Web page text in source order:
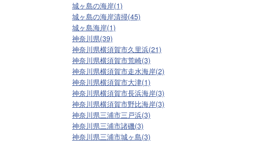
城ヶ島の海岸(1)
城ヶ島の海岸清掃(45)
城ヶ島海岸(1)
神奈川県(39)
神奈川県横須賀市久里浜(21)
神奈川県横須賀市荒崎(3)
神奈川県横須賀市走水海岸(2)
神奈川県横須賀市大津(1)
神奈川県横須賀市長浜海岸(3)
神奈川県横須賀市野比海岸(3)
神奈川県三浦市三戸浜(3)
神奈川県三浦市諸磯(3)
神奈川県三浦市城ヶ島(3)